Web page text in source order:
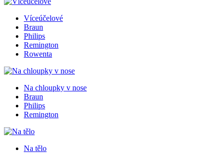
Víceúčelové
Braun
Philips
Remington
Rowenta
Na chloupky v nose
Braun
Philips
Remington
Na tělo